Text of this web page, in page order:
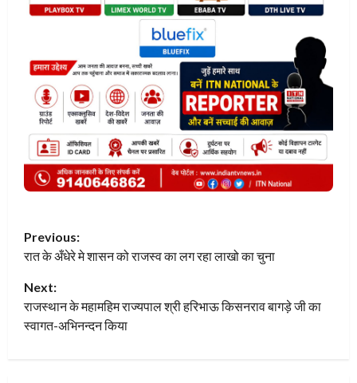
P
o
s
t
Previous:
रात के अँधेरे मे शासन को राजस्व का लग रहा लाखो का चुना
Next:
राजस्थान के महामहिम राज्यपाल श्री हरिभाऊ किसनराव बागड़े जी का
स्वागत-अभिनन्दन किया